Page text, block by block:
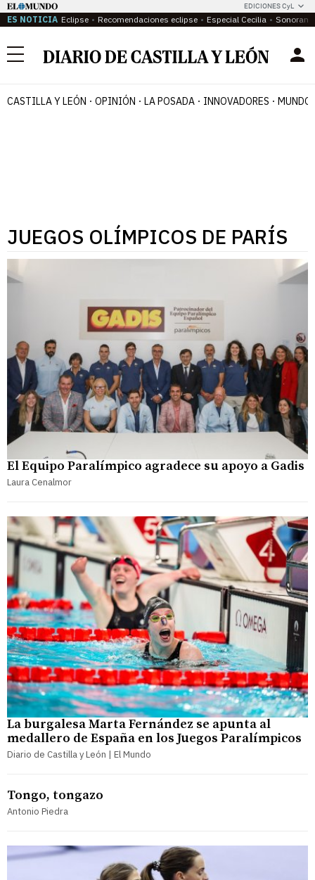
EDICIONES CyL
ES NOTICIA Eclipse Recomendaciones eclipse Especial Cecilia
Menú
CASTILLA Y LEÓN OPINIÓN LA POSADA INNOVADORES MUNDO
JUEGOS OLÍMPICOS DE PARÍS
El Equipo Paralímpico agradece su apoyo a Gadis
Laura Cenalmor
La burgalesa Marta Fernández se apunta al
medallero de España en los Juegos Paralímpicos
Diario de Castilla y León | El Mundo
Tongo, tongazo
Antonio Piedra